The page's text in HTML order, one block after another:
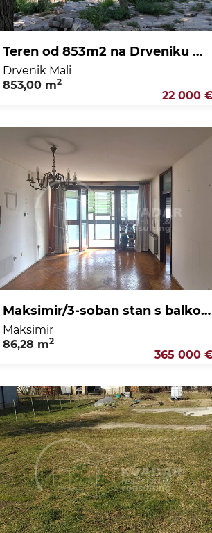
Teren od 853m2 na Drveniku malom, u mjestu Petomavar + poljoprivredni teren od 940m2 na području Rata , nadomak Trogiru
Drvenik Mali
853,00 m2
22 000
Maksimir/3-soban stan s balkonom i zatvorenom lođom, parking u dvorištu!
Maksimir
86,28 m2
365 000